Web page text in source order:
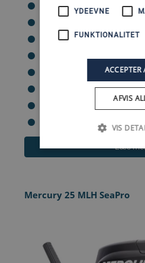
Kategori: 2-takt
Vægt: 69 kg
Styring: Styrehåndtag
Trimindstillinger: Manuel tilt
Læs
Mercury 25 MLH SeaPro
YDEEVNE
FUNKTIONALITET
ACCEPTER
AFVIS
VIS